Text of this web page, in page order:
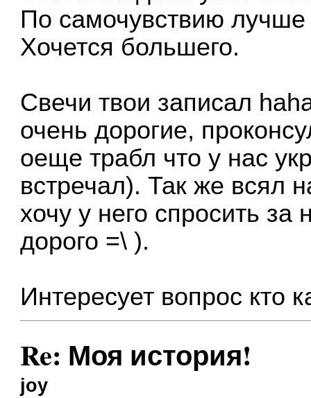
По самочувствию
Хочется большего.
Свечи твои записал
очень дорогие,
оеще трабл что у нас
встречал). Так же всял
хочу у него спросить за
дорого =\ ).
Интересует вопрос кто
Re: Моя история!
joy